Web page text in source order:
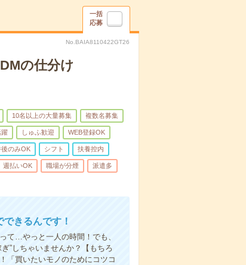
一括
応募
No.BAIA8110422GT26
の仕分け
10名以上の大量募集 複数名募集
しゅふ歓迎 WEB登録OK
後のみOK シフト 扶養控内
週払いOK 職場が分煙 派遣多
きるんです！
て…やっと一人の時間！でも、
”しちゃいませんか？【もちろ
「買いたいモノのためにコツコ